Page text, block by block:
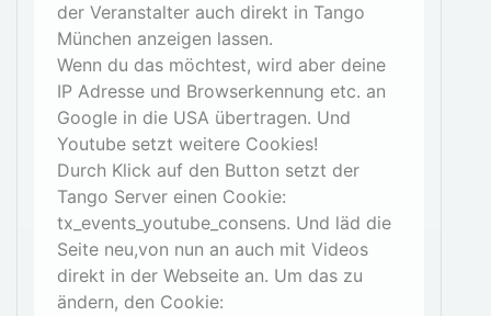
der Veranstalter auch direkt in Tango
München anzeigen lassen.
Wenn du das möchtest, wird aber deine
IP Adresse und Browserkennung etc. an
Google in die USA übertragen. Und
Youtube setzt weitere Cookies!
Durch Klick auf den Button setzt der
Tango Server einen Cookie:
tx_events_youtube_consens. Und läd die
Seite neu,von nun an auch mit Videos
direkt in der Webseite an. Um das zu
ändern, den Cookie: